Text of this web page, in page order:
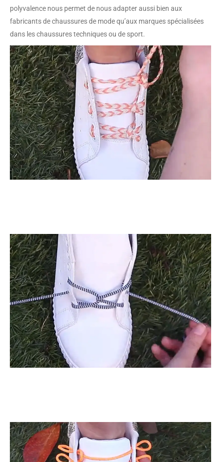
polyvalence nous permet de nous adapter aussi bien aux
fabricants de chaussures de mode qu’aux marques spécialisées
dans les chaussures techniques ou de sport.